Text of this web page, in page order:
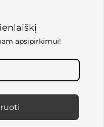
apsipirkimui!